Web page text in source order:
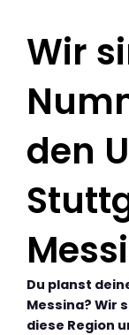
Wir
den
Du planst
Messina? Wir
diese Region